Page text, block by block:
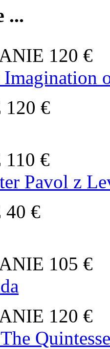
...
120 €
120 €
110 €
Pavol z
40 €
105 €
120 €